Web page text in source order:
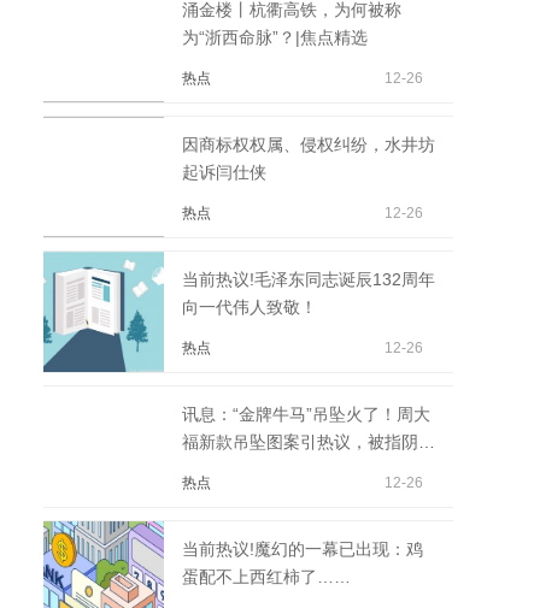
涌金楼丨杭衢高铁，为何被称
为“浙西命脉”？|焦点精选
热点 12-26
因商标权权属、侵权纠纷，水井坊
起诉闫仕侠
热点 12-26
当前热议!毛泽东同志诞辰132周年
向一代伟人致敬！
热点 12-26
讯息：“金牌牛马”吊坠火了！周大
福新款吊坠图案引热议，被指阴阳
热点 12-26
当前热议!魔幻的一幕已出现：鸡
蛋配不上西红柿了……